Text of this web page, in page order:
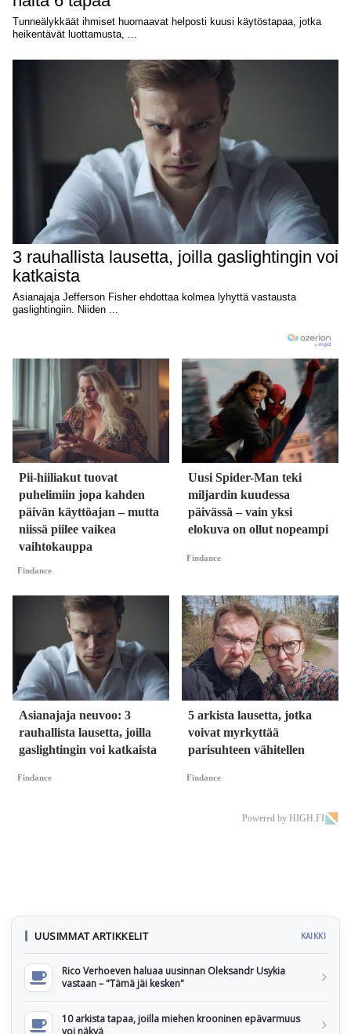
Pii-hiiliakut tuovat
puhelimiin jopa kahden
päivän käyttöajan – mutta
niissä piilee vaikea
vaihtokauppa
Findance
Uusi Spider-Man teki
miljardin kuudessa
päivässä – vain yksi
elokuva on ollut nopeampi
Findance
Asianajaja neuvoo: 3
rauhallista lausetta, joilla
gaslightingin voi katkaista
Findance
5 arkista lausetta, jotka
voivat myrkyttää
parisuhteen vähitellen
Findance
Powered by HIGH.FI
UUSIMMAT ARTIKKELIT KAIKKI
Rico Verhoeven haluaa uusinnan Oleksandr Usykia
vastaan – "Tämä jäi kesken"
10 arkista tapaa, joilla miehen krooninen epävarmuus
voi näkyä